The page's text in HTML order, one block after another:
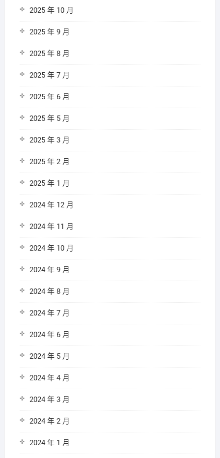
2025 年 10 月
2025 年 9 月
2025 年 8 月
2025 年 7 月
2025 年 6 月
2025 年 5 月
2025 年 3 月
2025 年 2 月
2025 年 1 月
2024 年 12 月
2024 年 11 月
2024 年 10 月
2024 年 9 月
2024 年 8 月
2024 年 7 月
2024 年 6 月
2024 年 5 月
2024 年 4 月
2024 年 3 月
2024 年 2 月
2024 年 1 月